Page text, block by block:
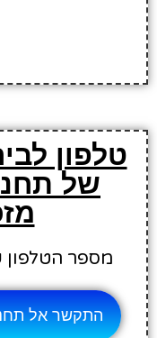
טלפון
של
מספר הטלפון של
התקשר אל